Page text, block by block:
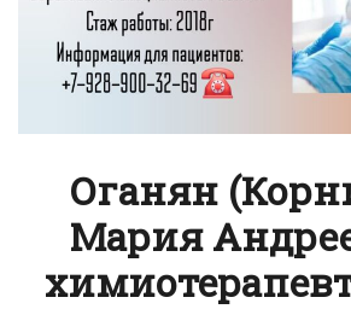
Оганян
Мария